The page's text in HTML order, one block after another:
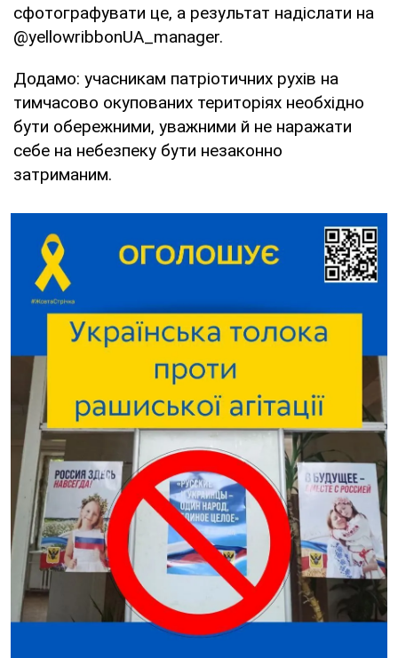
сфотографувати це, а результат надіслати на
@yellowribbonUA_manager.
Додамо: учасникам патріотичних рухів на
тимчасово окупованих територіях необхідно
бути обережними, уважними й не наражати
себе на небезпеку бути незаконно
затриманим.